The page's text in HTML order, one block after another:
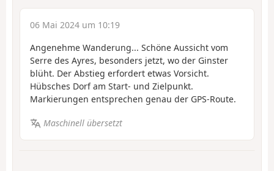
06 Mai 2024 um 10:19
Angenehme Wanderung... Schöne Aussicht vom
Serre des Ayres, besonders jetzt, wo der Ginster
blüht. Der Abstieg erfordert etwas Vorsicht.
Hübsches Dorf am Start- und Zielpunkt.
Markierungen entsprechen genau der GPS-Route.
Maschinell übersetzt